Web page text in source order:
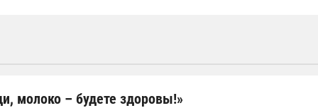
молоко – будете здоровы!»